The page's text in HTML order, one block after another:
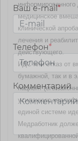
информированного
медицинское
клинической
лечения и
действующего.
ИДС или отказ от
бумажной, так и в
пациент (его
усиленную
единой системе
Медработник
Ваш e-mail*
Телефон*
Комментарий